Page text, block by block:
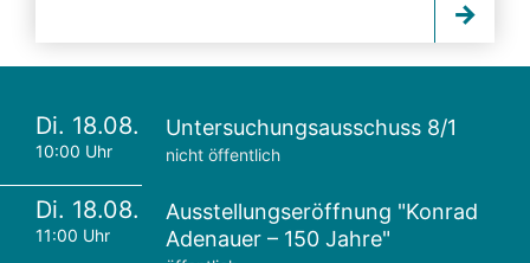
Di. 18.08.
10:00 Uhr
Untersuchungsausschuss 8/1
nicht öffentlich
Di. 18.08.
11:00 Uhr
Ausstellungseröffnung "Konrad
Adenauer – 150 Jahre"